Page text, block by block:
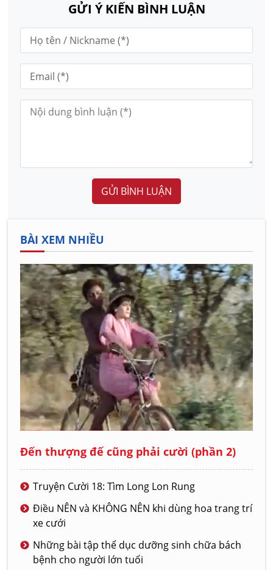
GỬI Ý KIẾN BÌNH LUẬN
GỬI BÌNH LUẬN
BÀI XEM NHIỀU
Đến thượng đế cũng phải cười (phần 2)
Truyện Cười 18: Tìm Long Lon Rung
Điều NÊN và KHÔNG NÊN khi dùng hoa trang trí
xe cưới
Những bài tập thể dục dưỡng sinh chữa bách
bệnh cho người lớn tuổi